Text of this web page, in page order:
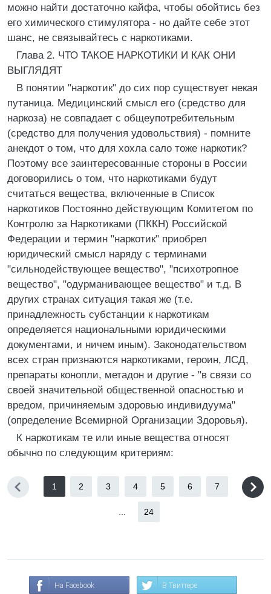
можно найти достаточно кайфа, чтобы обойтись без
его химического стимулятора - но дайте себе этот
шанс, не связывайтесь с наркотиками.
Глава 2. ЧТО ТАКОЕ НАРКОТИКИ И КАК ОНИ
ВЫГЛЯДЯТ
В понятии "наркотик" до сих пор существует некая
путаница. Медицинский смысл его (средство для
наркоза) не совпадает с общеупотребительным
(средство для получения удовольствия) - помните
анекдот о том, что для хохла сало тоже наркотик?
Поэтому все заинтересованные стороны в России
договорились о том, что наркотиками будут
считаться вещества, включенные в Список
наркотиков Постоянно действующим Комитетом по
Контролю за Наркотиками (ПККН) Российской
Федерации и термин "наркотик" приобрел
юридический смысл наряду с терминами
"сильнодействующее вещество", "психотропное
вещество", "одурманивающее вещество" и т.д. В
других странах ситуация такая же (т.е.
принадлежность субстанции к наркотикам
определяется национальными юридическими
документами, и ничем иным). Законодательством
всех стран признаются наркотиками, героин, ЛСД,
препараты конопли, метадон и другие - "в связи со
своей значительной общественной опасностью и
вредом, причиняемым здоровью индивидуума"
(определение Всемирной Организации Здоровья).
К наркотикам те или иные вещества относят
обычно по следующим критериям:
1 2 3 4 5 6 7
24
На Facebook В Твиттере